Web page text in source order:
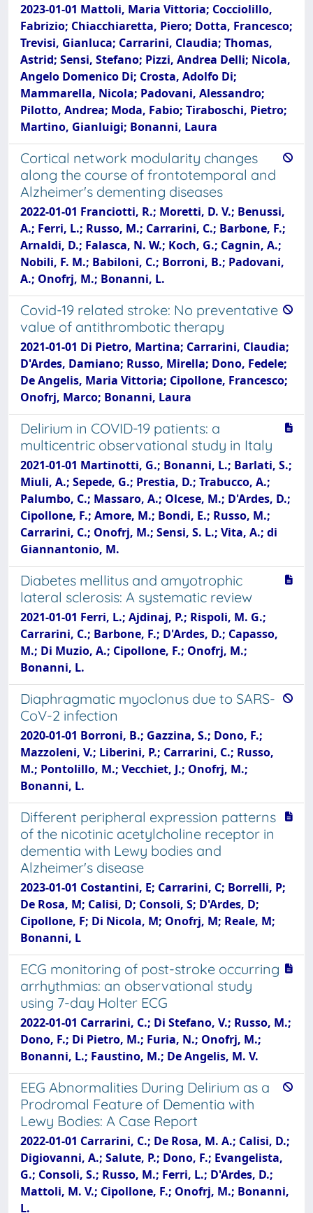
2023-01-01 Mattoli, Maria Vittoria; Cocciolillo,
Fabrizio; Chiacchiaretta, Piero; Dotta, Francesco;
Trevisi, Gianluca; Carrarini, Claudia; Thomas,
Astrid; Sensi, Stefano; Pizzi, Andrea Delli; Nicola,
Angelo Domenico Di; Crosta, Adolfo Di;
Mammarella, Nicola; Padovani, Alessandro;
Pilotto, Andrea; Moda, Fabio; Tiraboschi, Pietro;
Martino, Gianluigi; Bonanni, Laura
Cortical network modularity changes
along the course of frontotemporal and
Alzheimer's dementing diseases
2022-01-01 Franciotti, R.; Moretti, D. V.; Benussi,
A.; Ferri, L.; Russo, M.; Carrarini, C.; Barbone, F.;
Arnaldi, D.; Falasca, N. W.; Koch, G.; Cagnin, A.;
Nobili, F. M.; Babiloni, C.; Borroni, B.; Padovani,
A.; Onofrj, M.; Bonanni, L.
Covid-19 related stroke: No preventative
value of antithrombotic therapy
2021-01-01 Di Pietro, Martina; Carrarini, Claudia;
D'Ardes, Damiano; Russo, Mirella; Dono, Fedele;
De Angelis, Maria Vittoria; Cipollone, Francesco;
Onofrj, Marco; Bonanni, Laura
Delirium in COVID-19 patients: a
multicentric observational study in Italy
2021-01-01 Martinotti, G.; Bonanni, L.; Barlati, S.;
Miuli, A.; Sepede, G.; Prestia, D.; Trabucco, A.;
Palumbo, C.; Massaro, A.; Olcese, M.; D'Ardes, D.;
Cipollone, F.; Amore, M.; Bondi, E.; Russo, M.;
Carrarini, C.; Onofrj, M.; Sensi, S. L.; Vita, A.; di
Giannantonio, M.
Diabetes mellitus and amyotrophic
lateral sclerosis: A systematic review
2021-01-01 Ferri, L.; Ajdinaj, P.; Rispoli, M. G.;
Carrarini, C.; Barbone, F.; D'Ardes, D.; Capasso,
M.; Di Muzio, A.; Cipollone, F.; Onofrj, M.;
Bonanni, L.
Diaphragmatic myoclonus due to SARS-
CoV-2 infection
2020-01-01 Borroni, B.; Gazzina, S.; Dono, F.;
Mazzoleni, V.; Liberini, P.; Carrarini, C.; Russo,
M.; Pontolillo, M.; Vecchiet, J.; Onofrj, M.;
Bonanni, L.
Different peripheral expression patterns
of the nicotinic acetylcholine receptor in
dementia with Lewy bodies and
Alzheimer's disease
2023-01-01 Costantini, E; Carrarini, C; Borrelli, P;
De Rosa, M; Calisi, D; Consoli, S; D'Ardes, D;
Cipollone, F; Di Nicola, M; Onofrj, M; Reale, M;
Bonanni, L
ECG monitoring of post-stroke occurring
arrhythmias: an observational study
using 7-day Holter ECG
2022-01-01 Carrarini, C.; Di Stefano, V.; Russo, M.;
Dono, F.; Di Pietro, M.; Furia, N.; Onofrj, M.;
Bonanni, L.; Faustino, M.; De Angelis, M. V.
EEG Abnormalities During Delirium as a
Prodromal Feature of Dementia with
Lewy Bodies: A Case Report
2022-01-01 Carrarini, C.; De Rosa, M. A.; Calisi, D.;
Digiovanni, A.; Salute, P.; Dono, F.; Evangelista,
G.; Consoli, S.; Russo, M.; Ferri, L.; D'Ardes, D.;
Mattoli, M. V.; Cipollone, F.; Onofrj, M.; Bonanni,
L.